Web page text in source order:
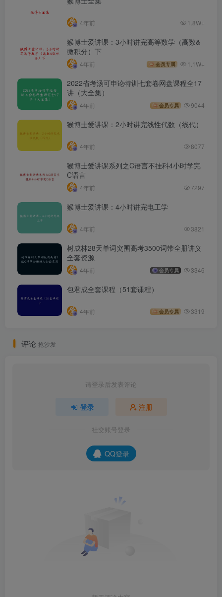
4年前 1.8W+
猴博士爱讲课：3小时讲完高等数学（高数&
微积分）下
4年前 会员专属 1.1W+
2022省考汤可申论特训七套卷网盘课程全17
讲（大全集）
4年前 会员专属 9044
猴博士爱讲课：2小时讲完线性代数（线代）
4年前 8077
猴博士爱讲课系列之C语言不挂科4小时学完
C语言
4年前 7297
猴博士爱讲课：4小时讲完电工学
4年前 3821
树成林28天单词突围高考3500词带全册讲义
全套资源
4年前 会员专属 3346
包君成全套课程（51套课程）
4年前 会员专属 3319
评论 抢沙发
请登录后发表评论
登录 注册
社交账号登录
QQ登录